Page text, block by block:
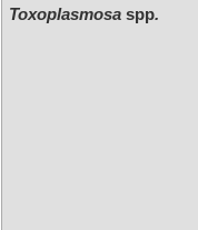
Toxoplasmosa spp.